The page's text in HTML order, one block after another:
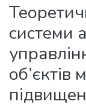
Statistics
системи